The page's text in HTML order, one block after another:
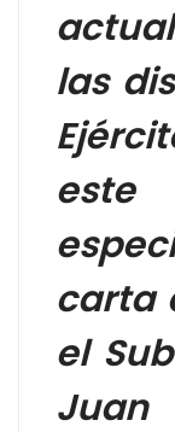
las
este
carta
el